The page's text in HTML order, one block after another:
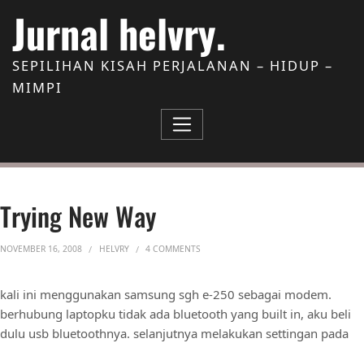
Jurnal helvry.
SEPILIHAN KISAH PERJALANAN – HIDUP –
MIMPI
Trying New Way
NOVEMBER 16, 2008 HELVRY 4 COMMENTS
kali ini menggunakan samsung sgh e-250 sebagai modem.
berhubung laptopku tidak ada bluetooth yang built in, aku beli
dulu usb bluetoothnya. selanjutnya melakukan settingan pada